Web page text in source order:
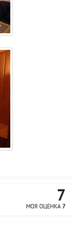
7
МОЯ ОЦЕНКА 7